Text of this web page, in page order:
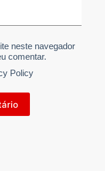
neste navegador
comentar.
Policy